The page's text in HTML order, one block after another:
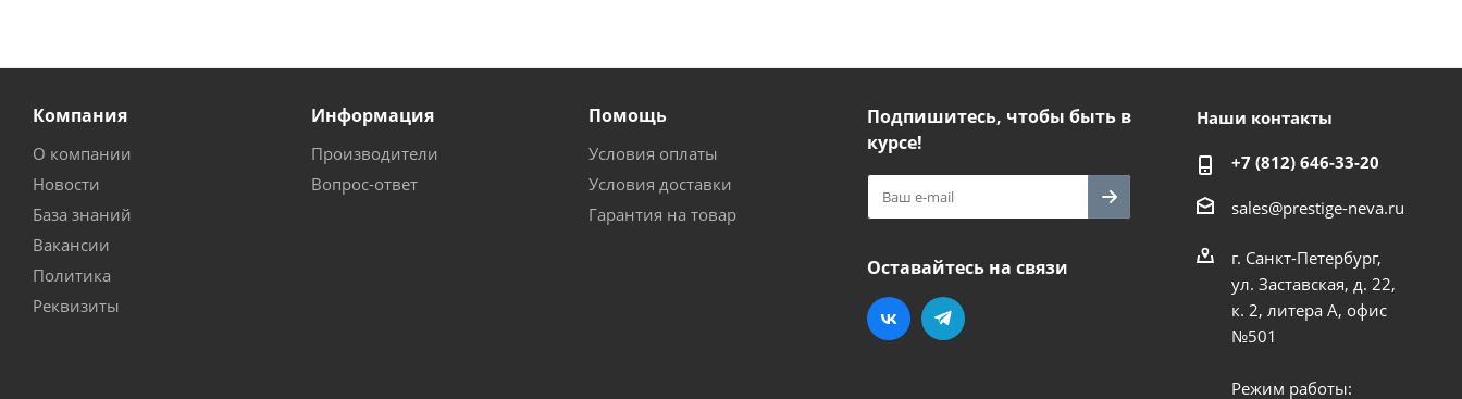
Компания
О компании
Новости
База знаний
Вакансии
Политика
Реквизиты
Информация
Производители
Вопрос-ответ
Помощь
Условия оплаты
Условия доставки
Гарантия на товар
Подпишитесь, чтобы быть в
курсе!
Оставайтесь на связи
Наши контакты
+7 (812) 646-33-20
sales@prestige-neva.ru
г. Санкт-Петербург,
ул. Заставская, д. 22,
к. 2, литера А, офис
№501
Режим работы: